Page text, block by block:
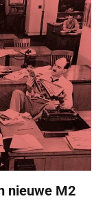
nieuwe M2